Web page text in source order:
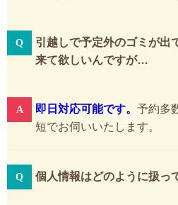
引越しで予定外のゴミが出
来て欲しいんですが…
即日対応可能です。 予約多
短でお伺いいたします。
個人情報はどのように扱っ